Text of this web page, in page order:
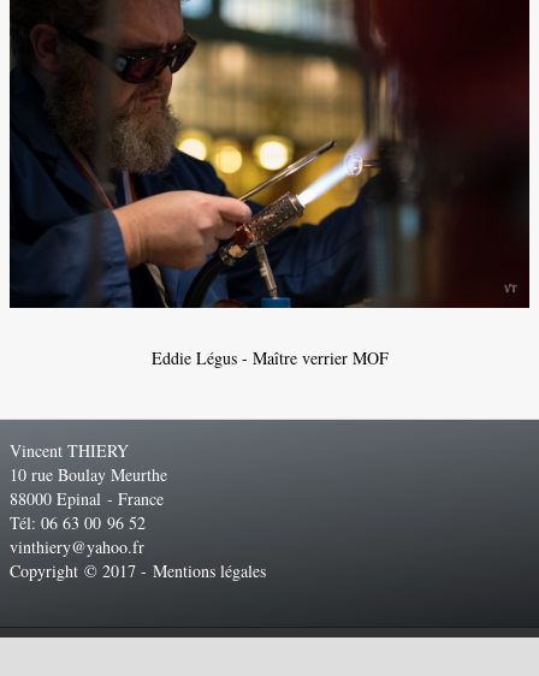
Business - Entreprises▼
Artistique
Eddie Légus - Maître verrier MOF
Vincent THIERY
10 rue Boulay Meurthe
88000 Epinal - France
Tél: 06 63 00 96 52
vinthiery@yahoo.fr
Copyright © 2017 - Mentions légales